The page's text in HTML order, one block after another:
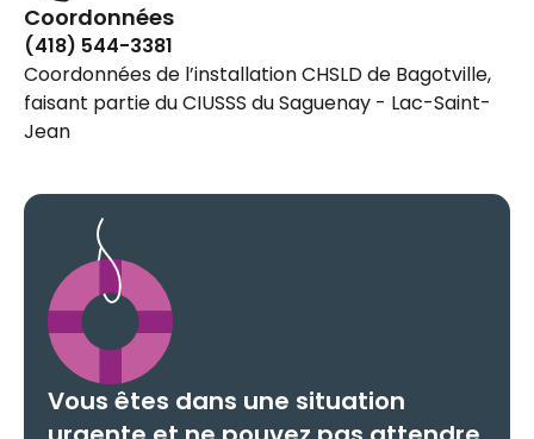
Coordonnées
(418) 544-3381
Coordonnées de l’installation CHSLD de Bagotville,
faisant partie du CIUSSS du Saguenay - Lac-Saint-
Jean
Vous êtes dans une situation